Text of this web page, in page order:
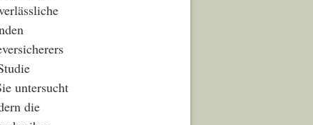
untersucht
die